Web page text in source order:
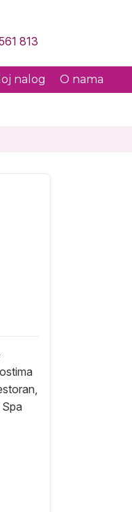
813
nalog O nama